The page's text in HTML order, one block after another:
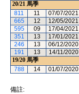
20/21 馬季
811
11 07/07/2021
665
12 12/05/2021
595
09 17/04/2021
351
13 17/01/2021
246
13 06/12/2020
191
13 14/11/2020
19/20 馬季
788
14 01/07/2020
備註: